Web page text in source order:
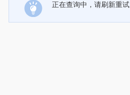
正在查询中，请刷新重试